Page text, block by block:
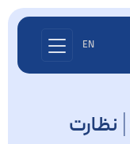
EN
| نظارت